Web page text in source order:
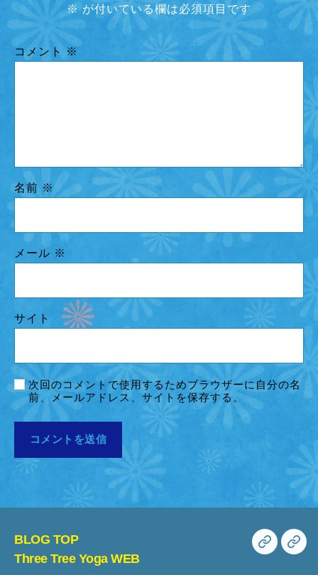
※が付いている欄は必須項目です
コメント※
名前 ※
メール ※
サイト
次回のコメントで使用するためブラウザーに自分の名
前、メールアドレス、サイトを保存する。
BLOG TOP
Three Tree Yoga WEB
BLOG